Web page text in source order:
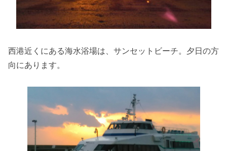
西港近くにある海水浴場は、サンセットビーチ。夕日の方
向にあります。